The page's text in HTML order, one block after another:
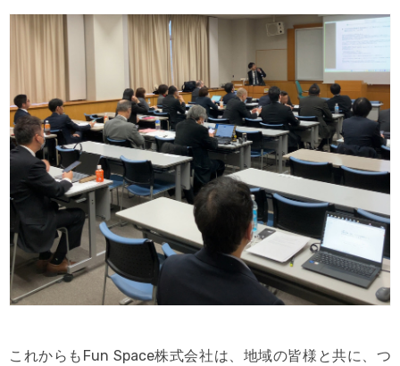
これからもFun Space株式会社は、地域の皆様と共に、つ